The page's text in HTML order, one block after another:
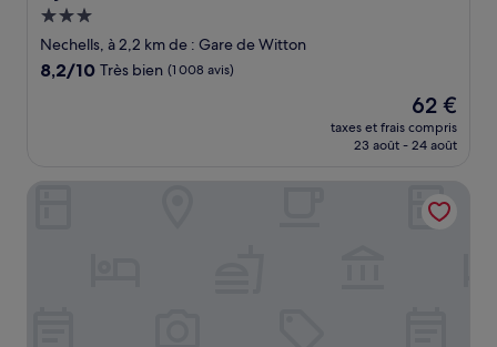
Hébergement
3.0 étoiles
Nechells, à 2,2 km de : Gare de Witton
8.2
8,2/10 Très bien (1 008 avis)
Le
nouveau
prix
de
62 €
62 €
taxes et frais compris
23 août - 24 août
Hampton by Hilton Birmingham Jewellery Quarter